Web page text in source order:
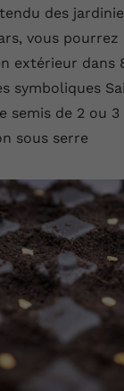
des
vous pourrez
extérieur dans
symboliques
semis de 2 ou
sous serre